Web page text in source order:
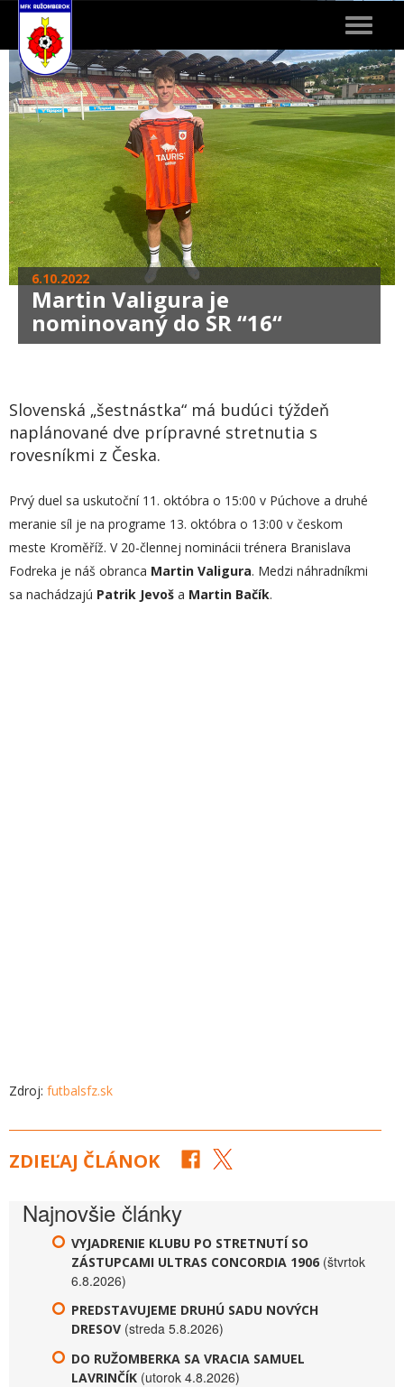
Toggle
6.10.2022
Martin Valigura je
nominovaný do SR “16“
Slovenská „šestnástka“ má budúci týždeň
naplánované dve prípravné stretnutia s
rovesníkmi z Česka.
Prvý duel sa uskutoční 11. októbra o 15:00 v Púchove a druhé
meranie síl je na programe 13. októbra o 13:00 v českom
meste Kroměříž. V 20-člennej nominácii trénera Branislava
Fodreka je náš obranca Martin Valigura. Medzi náhradníkmi
sa nachádzajú Patrik Jevoš a Martin Bačík.
Zdroj: futbalsfz.sk
ZDIEĽAJ ČLÁNOK
Najnovšie články
VYJADRENIE KLUBU PO STRETNUTÍ SO
ZÁSTUPCAMI ULTRAS CONCORDIA 1906 (štvrtok
6.8.2026)
PREDSTAVUJEME DRUHÚ SADU NOVÝCH
DRESOV (streda 5.8.2026)
DO RUŽOMBERKA SA VRACIA SAMUEL
LAVRINČÍK (utorok 4.8.2026)